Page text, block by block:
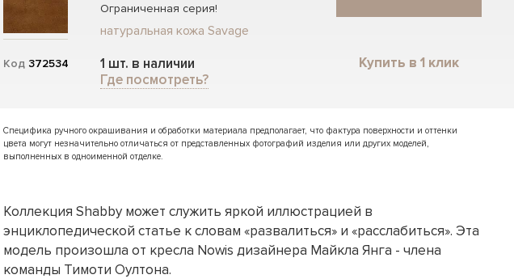
Код 372534
Ограниченная серия!
натуральная кожа Savage
1 шт. в наличии
Где посмотреть?
Купить в 1 клик
Специфика ручного окрашивания и обработки материала предполагает, что фактура поверхности и оттенки
цвета могут незначительно отличаться от представленных фотографий изделия или других моделей,
выполненных в одноименной отделке.
Коллекция Shabby может служить яркой иллюстрацией в
энциклопедической статье к словам «развалиться» и «расслабиться». Эта
модель произошла от кресла Nowis дизайнера Майкла Янга - члена
команды Тимоти Оултона.